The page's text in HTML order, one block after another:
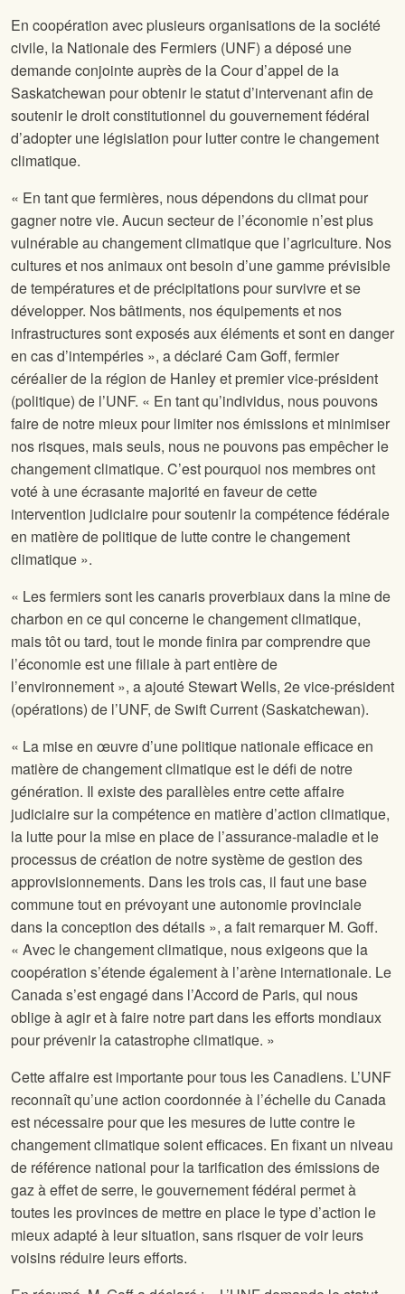
En coopération avec plusieurs organisations de la société
civile, la Nationale des Fermiers (UNF) a déposé une
demande conjointe auprès de la Cour d’appel de la
Saskatchewan pour obtenir le statut d’intervenant afin de
soutenir le droit constitutionnel du gouvernement fédéral
d’adopter une législation pour lutter contre le changement
climatique.
« En tant que fermières, nous dépendons du climat pour
gagner notre vie. Aucun secteur de l’économie n’est plus
vulnérable au changement climatique que l’agriculture. Nos
cultures et nos animaux ont besoin d’une gamme prévisible
de températures et de précipitations pour survivre et se
développer. Nos bâtiments, nos équipements et nos
infrastructures sont exposés aux éléments et sont en danger
en cas d’intempéries », a déclaré Cam Goff, fermier
céréalier de la région de Hanley et premier vice-président
(politique) de l’UNF. « En tant qu’individus, nous pouvons
faire de notre mieux pour limiter nos émissions et minimiser
nos risques, mais seuls, nous ne pouvons pas empêcher le
changement climatique. C’est pourquoi nos membres ont
voté à une écrasante majorité en faveur de cette
intervention judiciaire pour soutenir la compétence fédérale
en matière de politique de lutte contre le changement
climatique ».
« Les fermiers sont les canaris proverbiaux dans la mine de
charbon en ce qui concerne le changement climatique,
mais tôt ou tard, tout le monde finira par comprendre que
l’économie est une filiale à part entière de
l’environnement », a ajouté Stewart Wells, 2e vice-président
(opérations) de l’UNF, de Swift Current (Saskatchewan).
« La mise en œuvre d’une politique nationale efficace en
matière de changement climatique est le défi de notre
génération. Il existe des parallèles entre cette affaire
judiciaire sur la compétence en matière d’action climatique,
la lutte pour la mise en place de l’assurance-maladie et le
processus de création de notre système de gestion des
approvisionnements. Dans les trois cas, il faut une base
commune tout en prévoyant une autonomie provinciale
dans la conception des détails », a fait remarquer M. Goff.
« Avec le changement climatique, nous exigeons que la
coopération s’étende également à l’arène internationale. Le
Canada s’est engagé dans l’Accord de Paris, qui nous
oblige à agir et à faire notre part dans les efforts mondiaux
pour prévenir la catastrophe climatique. »
Cette affaire est importante pour tous les Canadiens. L’UNF
reconnaît qu’une action coordonnée à l’échelle du Canada
est nécessaire pour que les mesures de lutte contre le
changement climatique soient efficaces. En fixant un niveau
de référence national pour la tarification des émissions de
gaz à effet de serre, le gouvernement fédéral permet à
toutes les provinces de mettre en place le type d’action le
mieux adapté à leur situation, sans risquer de voir leurs
voisins réduire leurs efforts.